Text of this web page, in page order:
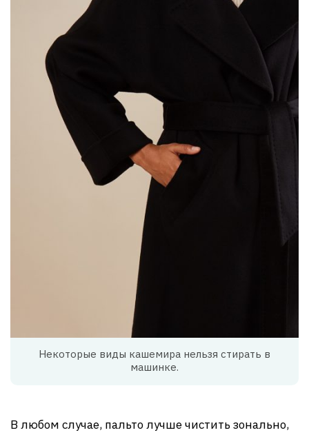
Некоторые виды кашемира нельзя стирать в
машинке.
В любом случае, пальто лучше чистить зонально,